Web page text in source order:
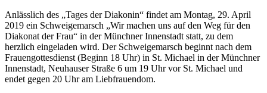
Anlässlich des „Tages der Diakonin“ findet am Montag, 29. April
2019 ein Schweige­marsch „Wir machen uns auf den Weg für den
Diakonat der Frau“ in der Münchner Innenstadt statt, zu dem
herzlich eingeladen wird. Der Schweigemarsch beginnt nach dem
Frauengottesdienst (Beginn 18 Uhr) in St. Michael in der Münchner
Innenstadt, Neuhauser Straße 6 um 19 Uhr vor St. Michael und
endet gegen 20 Uhr am Liebfrauendom.